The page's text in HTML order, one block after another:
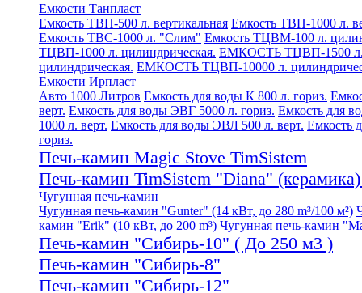
Емкости Танпласт
Емкость ТВП-500 л. вертикальная Емкость ТВП-1000 л.
Емкость ТВС-1000 л. "Слим" Емкость ТЦВМ-100 л.
ТЦВП-1000 л. цилиндрическая. ЕМКОСТЬ ТЦВП-1500 л.
цилиндрическая. ЕМКОСТЬ ТЦВП-10000 л.
Емкости Ирпласт
Авто 1000 Литров Емкость для воды К 800 л. гориз.
верт. Емкость для воды ЭВГ 5000 л. гориз. Емкость для
1000 л. верт. Емкость для воды ЭВЛ 500 л. верт. Емкость
гориз.
Печь-камин Magic Stove TimSistem
Печь-камин TimSistem "Diana"
Чугунная печь-камин
Чугунная печь-камин "Gunter" (14 кВт, до 280 m³/100 м²)
камин "Erik" (10 кВт, до 200 m³) Чугунная печь-камин
Печь-камин "Сибирь-10" ( До 250 м3 )
Печь-камин "Сибирь-8"
Печь-камин "Сибирь-12"